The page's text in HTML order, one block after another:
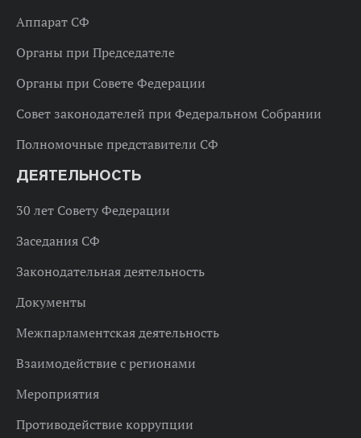
Аппарат СФ
Органы при Председателе
Органы при Совете Федерации
Совет законодателей при Федеральном Собрании
Полномочные представители СФ
ДЕЯТЕЛЬНОСТЬ
30 лет Совету Федерации
Заседания СФ
Законодательная деятельность
Документы
Межпарламентская деятельность
Взаимодействие с регионами
Мероприятия
Противодействие коррупции